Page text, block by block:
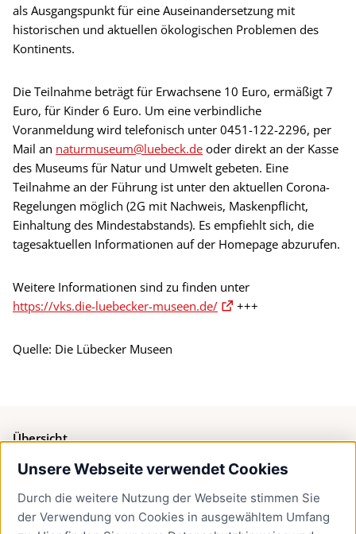
Unsere Webseite verwendet Cookies
Durch die weitere Nutzung der Webseite stimmen Sie
der Verwendung von Cookies in ausgewähltem Umfang
als Ausgangspunkt für eine Auseinandersetzung mit
historischen und aktuellen ökologischen Problemen des
Kontinents.
Die Teilnahme beträgt für Erwachsene 10 Euro, ermäßigt 7
Euro, für Kinder 6 Euro. Um eine verbindliche
Voranmeldung wird telefonisch unter 0451-122-2296, per
Mail an naturmuseum@luebeck.de oder direkt an der Kasse
des Museums für Natur und Umwelt gebeten. Eine
Teilnahme an der Führung ist unter den aktuellen Corona-
Regelungen möglich (2G mit Nachweis, Maskenpflicht,
Einhaltung des Mindestabstands). Es empfiehlt sich, die
tagesaktuellen Informationen auf der Homepage abzurufen.
Weitere Informationen sind zu finden unter
https://vks.die-luebecker-museen.de/
+++
Quelle: Die Lübecker Museen
Übersicht
Bürgerservice
Presse
Newsletter Lübeck:kompakt